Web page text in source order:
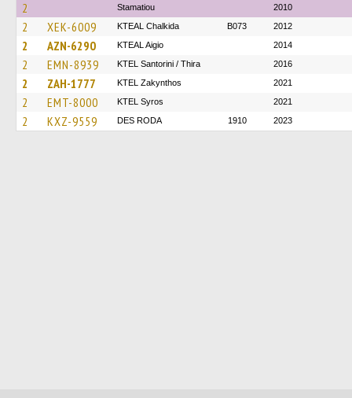
2 Stamatiou 2010
2 XEK-6009 KTEAL Chalkida B073 2012
2 AZN-6290 KTEAL Aigio 2014
2 EMN-8939 KTEL Santorini / Thira 2016
2 ZAH-1777 KTEL Zakynthos 2021
2 EMT-8000 KTEL Syros 2021
2 KXZ-9559 DES RODA 1910 2023